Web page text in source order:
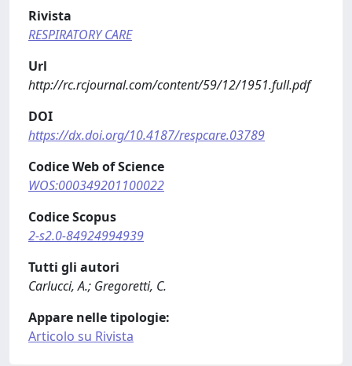
Rivista
RESPIRATORY CARE
Url
http://rc.rcjournal.com/content/59/12/1951.full.pdf
DOI
https://dx.doi.org/10.4187/respcare.03789
Codice Web of Science
WOS:000349201100022
Codice Scopus
2-s2.0-84924994939
Tutti gli autori
Carlucci, A.; Gregoretti, C.
Appare nelle tipologie:
Articolo su Rivista